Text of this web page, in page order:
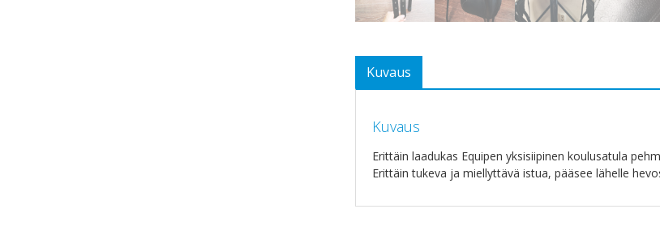
Kuvaus
Kuvaus
Erittäin laadukas Equipen yksisiipinen koulusatula
Erittäin tukeva ja miellyttävä istua, pääsee lähelle